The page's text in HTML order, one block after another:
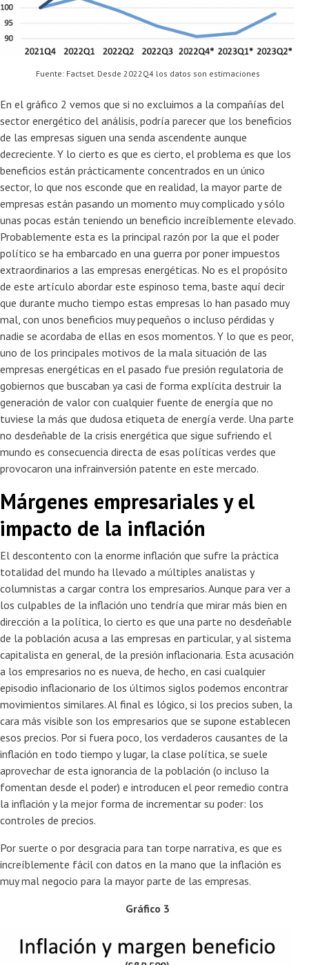
Fuente: Factset. Desde 2022Q4 los datos son estimaciones
En el gráfico 2 vemos que si no excluimos a la compañías del
sector energético del análisis, podría parecer que los beneficios
de las empresas siguen una senda ascendente aunque
decreciente. Y lo cierto es que es cierto, el problema es que los
beneficios están prácticamente concentrados en un único
sector, lo que nos esconde que en realidad, la mayor parte de
empresas están pasando un momento muy complicado y sólo
unas pocas están teniendo un beneficio increíblemente elevado.
Probablemente esta es la principal razón por la que el poder
político se ha embarcado en una guerra por poner impuestos
extraordinarios a las empresas energéticas. No es el propósito
de este artículo abordar este espinoso tema, baste aquí decir
que durante mucho tiempo estas empresas lo han pasado muy
mal, con unos beneficios muy pequeños o incluso pérdidas y
nadie se acordaba de ellas en esos momentos. Y lo que es peor,
uno de los principales motivos de la mala situación de las
empresas energéticas en el pasado fue presión regulatoria de
gobiernos que buscaban ya casi de forma explícita destruir la
generación de valor con cualquier fuente de energía que no
tuviese la más que dudosa etiqueta de energía verde. Una parte
no desdeñable de la crisis energética que sigue sufriendo el
mundo es consecuencia directa de esas políticas verdes que
provocaron una infrainversión patente en este mercado.
Márgenes empresariales y el
impacto de la inflación
El descontento con la enorme inflación que sufre la práctica
totalidad del mundo ha llevado a múltiples analistas y
columnistas a cargar contra los empresarios. Aunque para ver a
los culpables de la inflación uno tendría que mirar más bien en
dirección a la política, lo cierto es que una parte no desdeñable
de la población acusa a las empresas en particular, y al sistema
capitalista en general, de la presión inflacionaria. Esta acusación
a los empresarios no es nueva, de hecho, en casi cualquier
episodio inflacionario de los últimos siglos podemos encontrar
movimientos similares. Al final es lógico, si los precios suben, la
cara más visible son los empresarios que se supone establecen
esos precios. Por si fuera poco, los verdaderos causantes de la
inflación en todo tiempo y lugar, la clase política, se suele
aprovechar de esta ignorancia de la población (o incluso la
fomentan desde el poder) e introducen el peor remedio contra
la inflación y la mejor forma de incrementar su poder: los
controles de precios.
Por suerte o por desgracia para tan torpe narrativa, es que es
increíblemente fácil con datos en la mano que la inflación es
muy mal negocio para la mayor parte de las empresas.
Gráfico 3